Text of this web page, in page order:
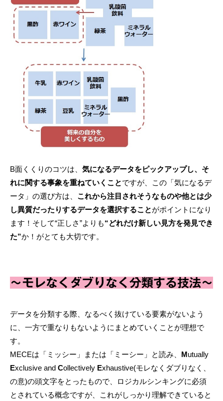
B面くくりのコツは、 気になるデータをピックアップし、そ
れに関する事象を重ねていくことですが、この「気になるデ
ータ」の選び方は、 これから注目されそうなものや他とは少
し異質だったりするデータを選択することがポイントになり
ます！そして“正しさ”よりも“どれだけ新しい見方を発見でき
た”か！がとても大切です。
～モレなくダブりなく分類する技法～
データを分類する際、なるべく抜けている要素がないよう
に、一方で重なりもないようにまとめていくことが理想で
す。
MECEは「ミッシー」または「ミーシー」と読み、 Mutually
Exclusive and Collectively Exhaustive(モレなくダブりなく、
の意)の頭文字をとったもので、ロジカルシンキングに必須
とされている概念ですが、これがしっかり理解できていると